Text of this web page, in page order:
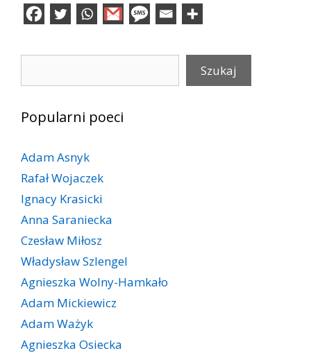
Szukaj
Popularni poeci
Adam Asnyk
Rafał Wojaczek
Ignacy Krasicki
Anna Saraniecka
Czesław Miłosz
Władysław Szlengel
Agnieszka Wolny-Hamkało
Adam Mickiewicz
Adam Ważyk
Agnieszka Osiecka